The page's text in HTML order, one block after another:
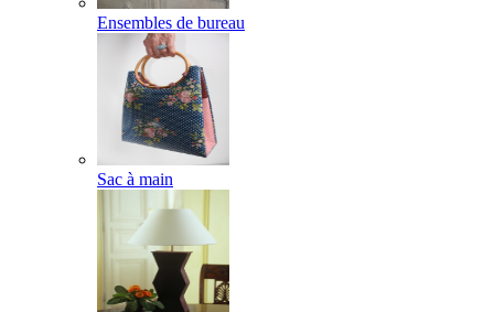
Ensembles de bureau
Sac à main